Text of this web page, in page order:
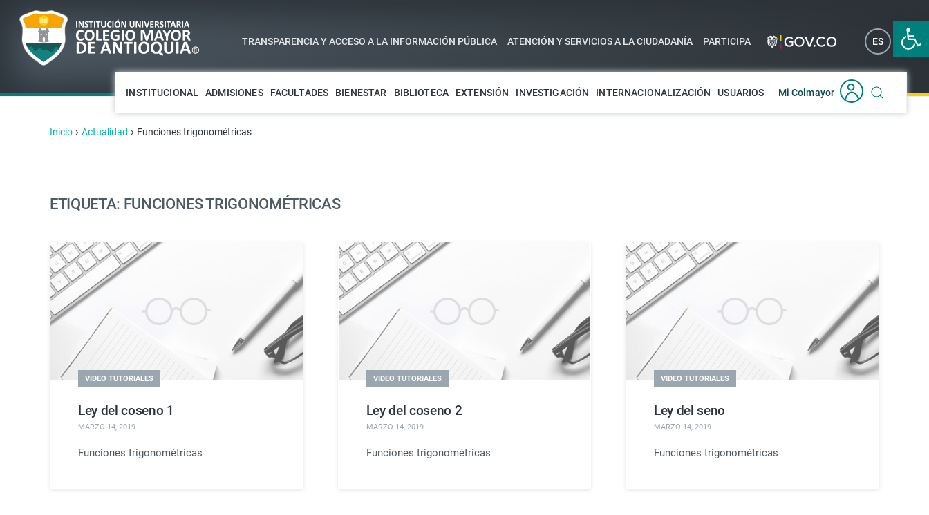
Abrir
TRANSPARENCIA Y ACCESO A LA INFORMACIÓN PÚBLICA ATENCIÓN Y SERVICIOS A LA CIUDADANÍA PARTICIPA ES EN
INSTITUCIONAL ADMISIONES FACULTADES BIENESTAR BIBLIOTECA EXTENSIÓN INVESTIGACIÓN INTERNACIONALIZACIÓN USUARIOS Mi Colmayor
Inicio › Actualidad › Funciones trigonométricas
ETIQUETA: FUNCIONES TRIGONOMÉTRICAS
VIDEO TUTORIALES
Ley del coseno 1
MARZO 14, 2019.
Funciones trigonométricas
VIDEO TUTORIALES
Ley del coseno 2
MARZO 14, 2019.
Funciones trigonométricas
VIDEO TUTORIALES
Ley del seno
MARZO 14, 2019.
Funciones trigonométricas